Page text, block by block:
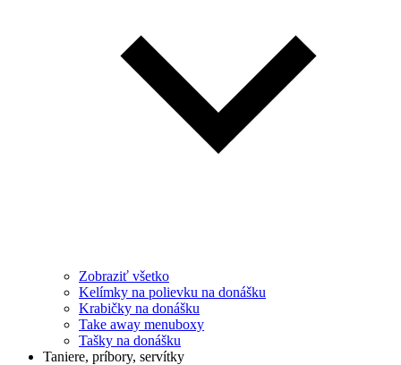
Zobraziť všetko
Kelímky na polievku na donášku
Krabičky na donášku
Take away menuboxy
Tašky na donášku
Taniere, príbory, servítky